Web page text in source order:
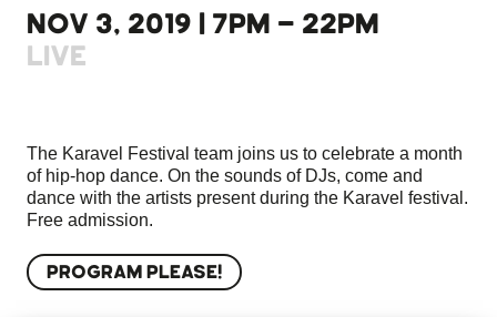
NOV 3, 2019 | 7PM - 22PM
LIVE
The Karavel Festival team joins us to celebrate a month
of hip-hop dance. On the sounds of DJs, come and
dance with the artists present during the Karavel festival.
Free admission.
PROGRAM PLEASE!